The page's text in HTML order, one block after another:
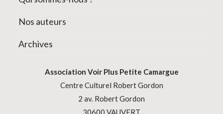
Nos auteurs
Archives
Association Voir Plus Petite Camargue
Centre Culturel Robert Gordon
2 av. Robert Gordon
30600 VAUVERT